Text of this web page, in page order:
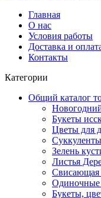
Главная
О нас
Условия работы
Доставка и
Контакты
Категории
Общий каталог
Букеты
Цветы для
Суккуленты
Зелень
Листья
Свисающая
Одиночные
Букеты,